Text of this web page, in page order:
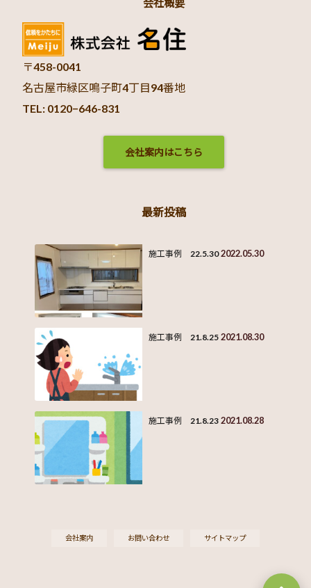
会社概要
〒458-0041
名古屋市緑区鳴子町4丁目94番地
TEL: 0120−646-831
会社案内はこちら
最新投稿
施工事例 22.5.30 2022.05.30
施工事例 21.8.25 2021.08.30
施工事例 21.8.23 2021.08.28
会社案内 お問い合わせ サイトマップ